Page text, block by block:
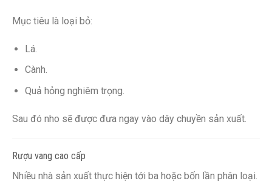
Mục tiêu là loại bỏ:
Lá.
Cành.
Quả hỏng nghiêm trọng.
Sau đó nho sẽ được đưa ngay vào dây chuyền sản xuất.
Rượu vang cao cấp
Nhiều nhà sản xuất thực hiện tới ba hoặc bốn lần phân loại.